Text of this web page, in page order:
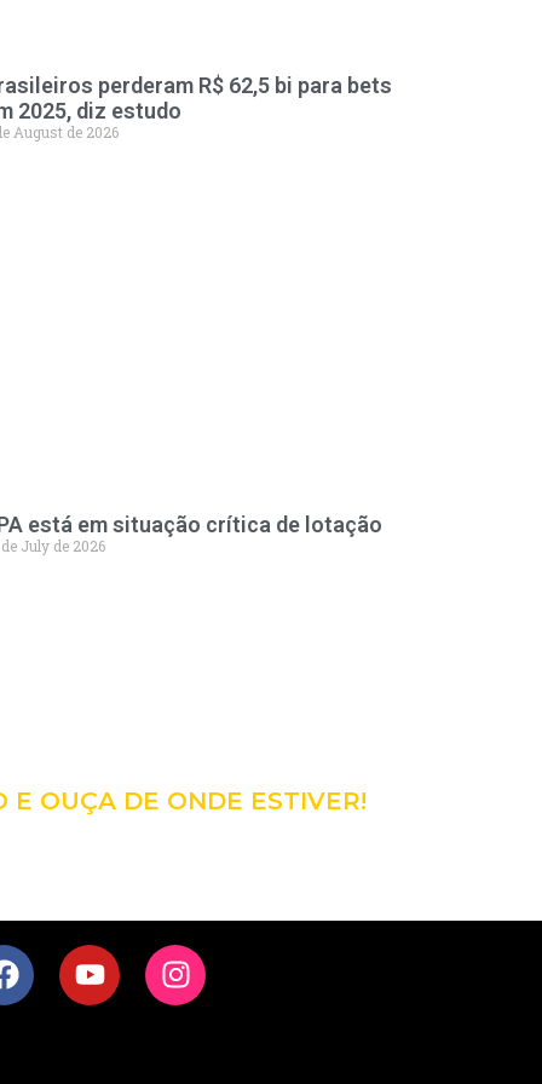
perderam R$ 62,5 bi para bets
2025, diz estudo
August de 2026
está em situação crítica de lotação
de July de 2026
E OUÇA DE ONDE ESTIVER!